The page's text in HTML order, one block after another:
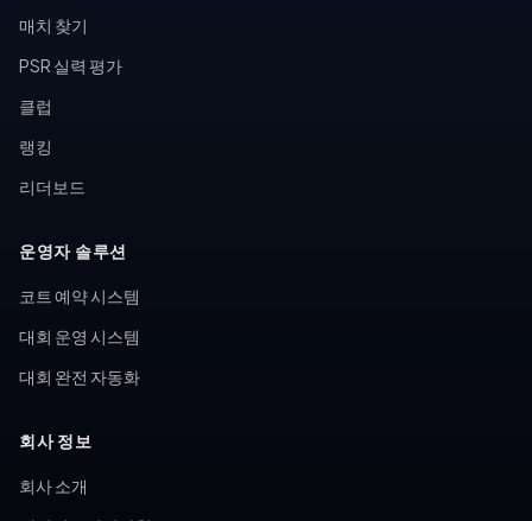
매치 찾기
PSR 실력 평가
클럽
랭킹
리더보드
운영자 솔루션
코트 예약 시스템
대회 운영 시스템
대회 완전 자동화
회사 정보
회사 소개